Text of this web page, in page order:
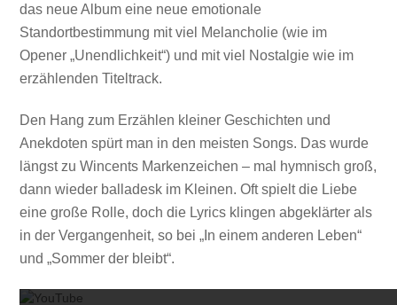
das neue Album eine neue emotionale
Standortbestimmung mit viel Melancholie (wie im
Opener „Unendlichkeit“) und mit viel Nostalgie wie im
erzählenden Titeltrack.
Den Hang zum Erzählen kleiner Geschichten und
Anekdoten spürt man in den meisten Songs. Das wurde
längst zu Wincents Markenzeichen – mal hymnisch groß,
dann wieder balladesk im Kleinen. Oft spielt die Liebe
eine große Rolle, doch die Lyrics klingen abgeklärter als
in der Vergangenheit, so bei „In einem anderen Leben“
und „Sommer der bleibt“.
Mit